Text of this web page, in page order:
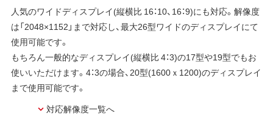
人気のワイドディスプレイ(縦横比 16：10、16：9)にも対応。解像度
は「2048×1152」まで対応し、最大26型ワイドのディスプレイにて
使用可能です。
もちろん一般的なディスプレイ(縦横比 4：3)の17型や19型でもお
使いいただけます。4：3の場合、20型(1600ｘ1200)のディスプレイ
まで使用可能です。
対応解像度一覧へ